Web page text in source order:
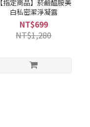
【指定商品】菸鹼醯胺美
白私密潔淨凝露
NT$699
NT$1,280